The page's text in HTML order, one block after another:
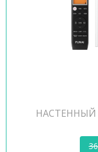
НАСТЕННЫЙ